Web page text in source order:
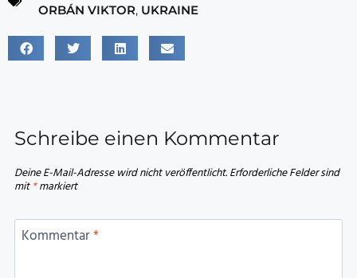
ORBÁN VIKTOR, UKRAINE
Schreibe einen Kommentar
Deine E-Mail-Adresse wird nicht veröffentlicht.Erforderliche Felder sind
mit*markiert
Kommentar*